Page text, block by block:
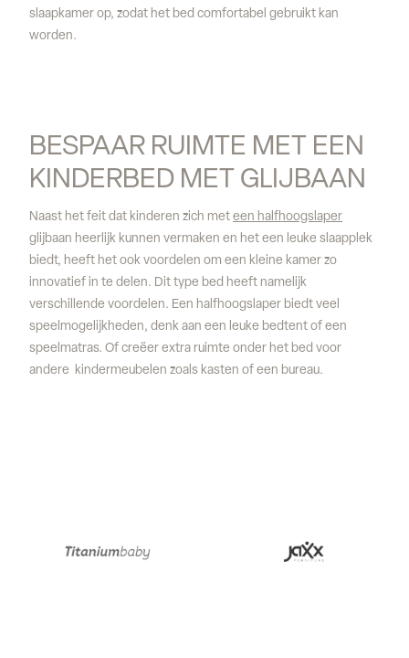
slaapkamer op, zodat het bed comfortabel gebruikt kan
worden.
BESPAAR RUIMTE MET EEN
KINDERBED MET GLIJBAAN
Naast het feit dat kinderen zich met een halfhoogslaper
glijbaan heerlijk kunnen vermaken en het een leuke slaapplek
biedt, heeft het ook voordelen om een kleine kamer zo
innovatief in te delen. Dit type bed heeft namelijk
verschillende voordelen. Een halfhoogslaper biedt veel
speelmogelijkheden, denk aan een leuke bedtent of een
speelmatras. Of creëer extra ruimte onder het bed voor
andere kindermeubelen zoals kasten of een bureau.